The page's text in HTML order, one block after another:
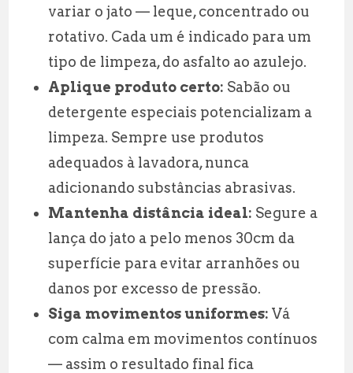
variar o jato — leque, concentrado ou
rotativo. Cada um é indicado para um
tipo de limpeza, do asfalto ao azulejo.
Aplique produto certo: Sabão ou
detergente especiais potencializam a
limpeza. Sempre use produtos
adequados à lavadora, nunca
adicionando substâncias abrasivas.
Mantenha distância ideal: Segure a
lança do jato a pelo menos 30cm da
superfície para evitar arranhões ou
danos por excesso de pressão.
Siga movimentos uniformes: Vá
com calma em movimentos contínuos
— assim o resultado final fica